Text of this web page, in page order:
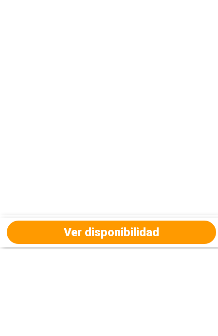
Ver disponibilidad